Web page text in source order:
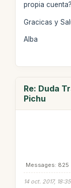
propia cuenta?
Gracicas y
Alba
Re: Duda
Pichu
Messages: 825
14 oct. 2017, 18:35